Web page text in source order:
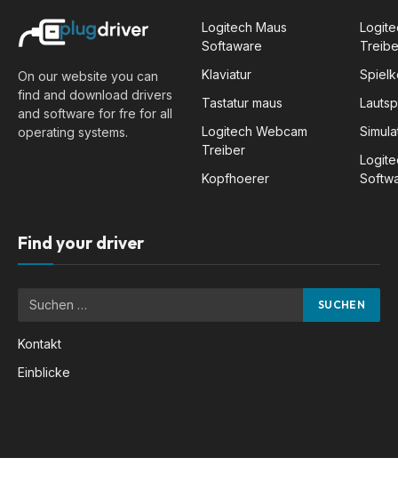
On our website you can
find and download drivers
and software for fre for all
operating systems.
Logitech Maus
Softaware
Klaviatur
Tastatur maus
Logitech Webcam
Treiber
Kopfhoerer
Find your driver
Kontakt
Einblicke